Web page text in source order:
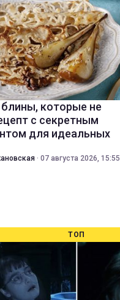
которые не
с секретным
для идеальных
· 07 августа 2026, 15:55
ТОП